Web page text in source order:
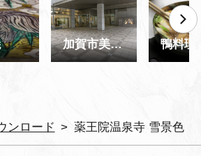
ンロード 薬王院温泉寺 雪景色
加賀市美術館 鴨料理